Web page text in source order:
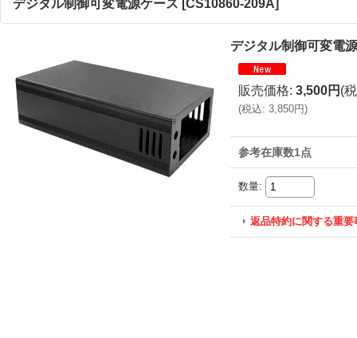
デジタル制御可変電源ケース [CS10860-209A]
デジタル制御可変電
販売価格: 3,500円 (
(税込: 3,850円)
参考在庫数1点
数量:
返品特約に関する重要